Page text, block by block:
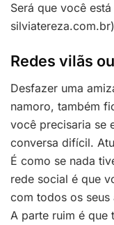
Será que você
silviatereza.com.br)
Redes vilãs
Desfazer uma
namoro, também
você precisaria se
conversa difícil.
É como se nada
rede social é que
com todos os seus
A parte ruim é que